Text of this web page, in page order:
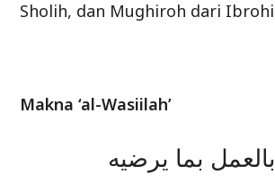
Sholih, dan Mughiroh dari
Makna ‘al-Wasiilah’
بالعمل بما يرضيه